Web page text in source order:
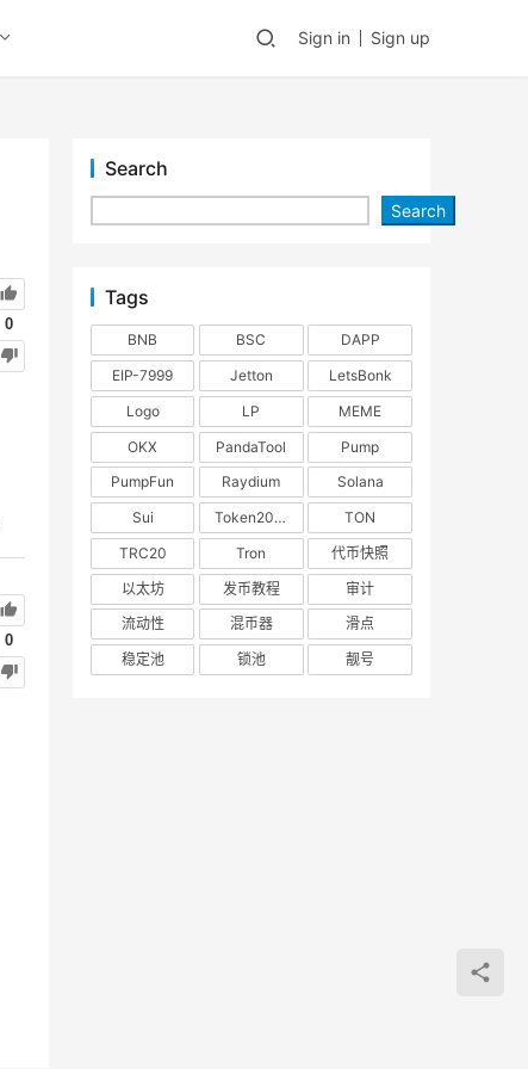
Sign in Sign up
0
0
Search
Search
Tags
BNB BSC
DAPP
EIP-7999
Jetton
LetsBonk
Logo
LP
MEME
OKX
PandaTool
Pump
PumpFun
Raydium
Solana
Sui
Token2022
TON
TRC20
Tron
代币快照
以太坊
发币教程
审计
流动性
混币器
滑点
稳定池
锁池 靓号